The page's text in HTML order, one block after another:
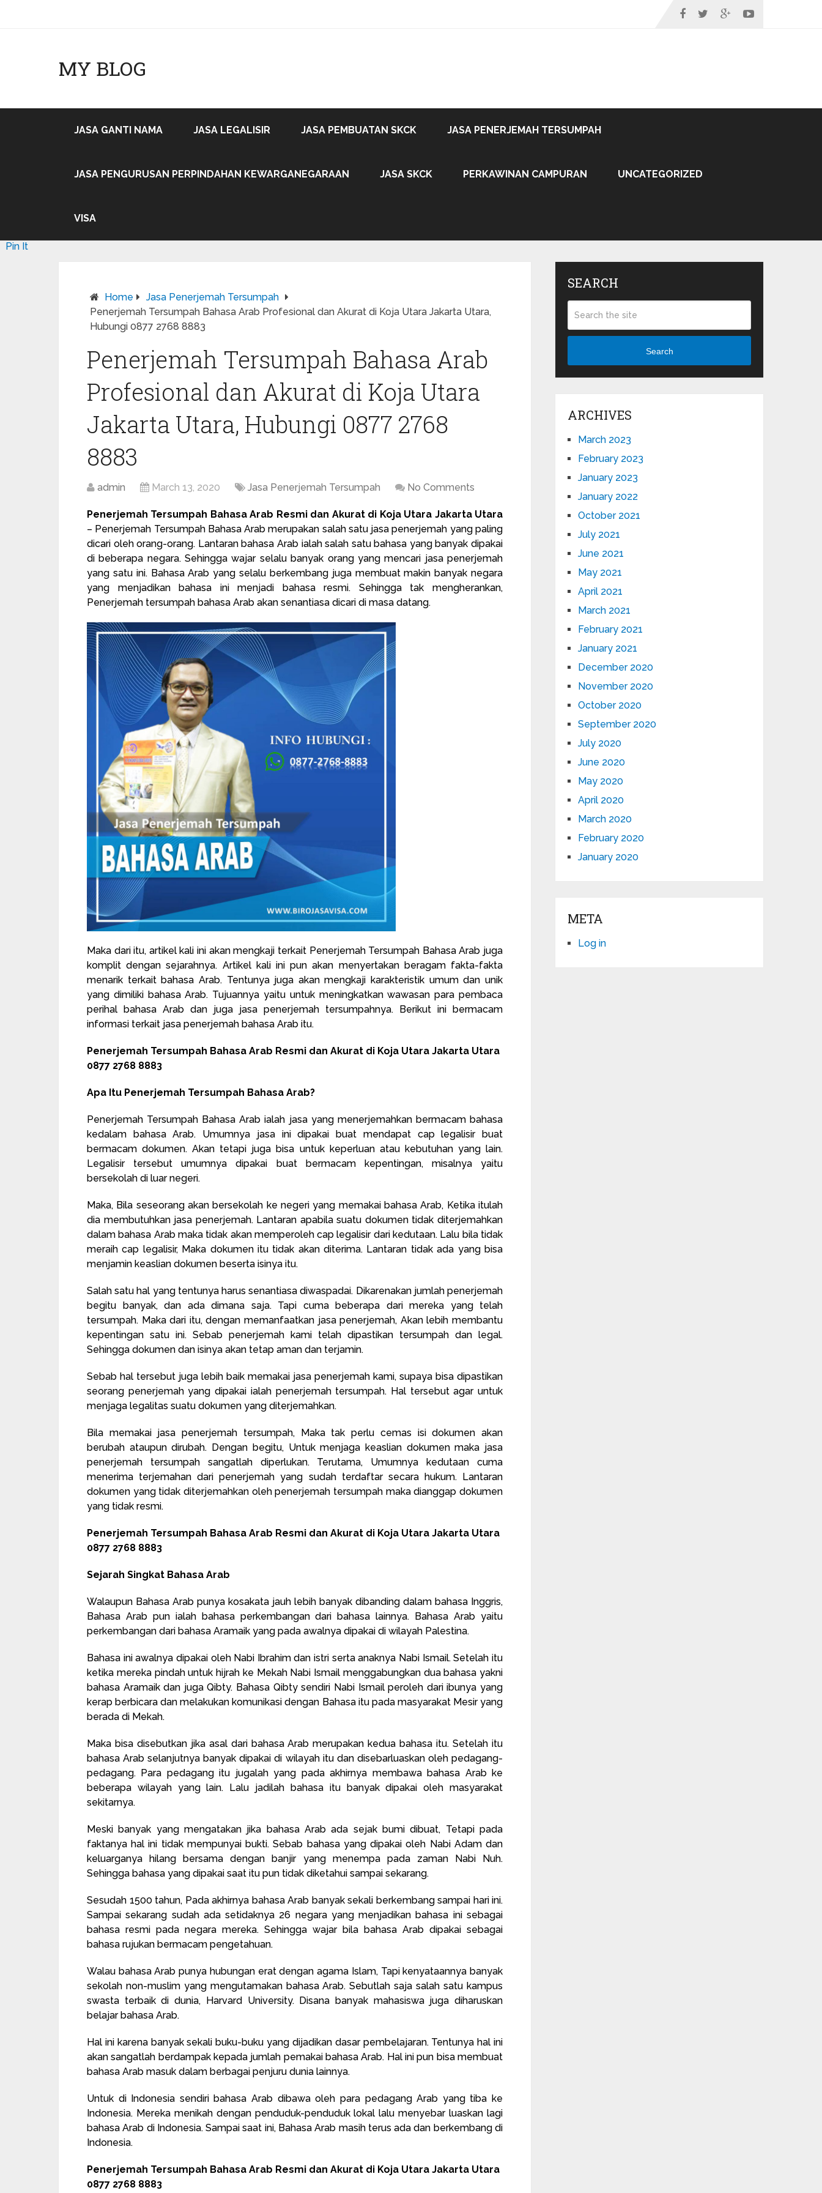
MY BLOG
JASA GANTI NAMA JASA LEGALISIR JASA PEMBUATAN SKCK JASA PENERJEMAH TERSUMPAH
JASA PENGURUSAN PERPINDAHAN KEWARGANEGARAAN JASA SKCK PERKAWINAN CAMPURAN UNCATEGORIZED
VISA
Home
Jasa Penerjemah Tersumpah
Penerjemah Tersumpah Bahasa Arab Profesional dan Akurat di Koja Utara Jakarta Utara,
Hubungi 0877 2768 8883
Penerjemah Tersumpah Bahasa Arab
Profesional dan Akurat di Koja Utara
Jakarta Utara, Hubungi 0877 2768
8883
admin March 13, 2020 Jasa Penerjemah Tersumpah No Comments
Penerjemah Tersumpah Bahasa Arab Resmi dan Akurat di Koja Utara Jakarta Utara
– Penerjemah Tersumpah Bahasa Arab merupakan salah satu jasa penerjemah yang paling
dicari oleh orang-orang. Lantaran bahasa Arab ialah salah satu bahasa yang banyak dipakai
di beberapa negara. Sehingga wajar selalu banyak orang yang mencari jasa penerjemah
yang satu ini. Bahasa Arab yang selalu berkembang juga membuat makin banyak negara
yang menjadikan bahasa ini menjadi bahasa resmi. Sehingga tak mengherankan,
Penerjemah tersumpah bahasa Arab akan senantiasa dicari di masa datang.
Maka dari itu, artikel kali ini akan mengkaji terkait Penerjemah Tersumpah Bahasa Arab juga
komplit dengan sejarahnya. Artikel kali ini pun akan menyertakan beragam fakta-fakta
menarik terkait bahasa Arab. Tentunya juga akan mengkaji karakteristik umum dan unik
yang dimiliki bahasa Arab. Tujuannya yaitu untuk meningkatkan wawasan para pembaca
perihal bahasa Arab dan juga jasa penerjemah tersumpahnya. Berikut ini bermacam
informasi terkait jasa penerjemah bahasa Arab itu.
Penerjemah Tersumpah Bahasa Arab Resmi dan Akurat di Koja Utara Jakarta Utara
0877 2768 8883
Apa Itu Penerjemah Tersumpah Bahasa Arab?
Penerjemah Tersumpah Bahasa Arab ialah jasa yang menerjemahkan bermacam bahasa
kedalam bahasa Arab. Umumnya jasa ini dipakai buat mendapat cap legalisir buat
bermacam dokumen. Akan tetapi juga bisa untuk keperluan atau kebutuhan yang lain.
Legalisir tersebut umumnya dipakai buat bermacam kepentingan, misalnya yaitu
bersekolah di luar negeri.
Maka, Bila seseorang akan bersekolah ke negeri yang memakai bahasa Arab, Ketika itulah
dia membutuhkan jasa penerjemah. Lantaran apabila suatu dokumen tidak diterjemahkan
dalam bahasa Arab maka tidak akan memperoleh cap legalisir dari kedutaan. Lalu bila tidak
meraih cap legalisir, Maka dokumen itu tidak akan diterima. Lantaran tidak ada yang bisa
menjamin keaslian dokumen beserta isinya itu.
Salah satu hal yang tentunya harus senantiasa diwaspadai. Dikarenakan jumlah penerjemah
begitu banyak, dan ada dimana saja. Tapi cuma beberapa dari mereka yang telah
tersumpah. Maka dari itu, dengan memanfaatkan jasa penerjemah, Akan lebih membantu
kepentingan satu ini. Sebab penerjemah kami telah dipastikan tersumpah dan legal.
Sehingga dokumen dan isinya akan tetap aman dan terjamin.
Sebab hal tersebut juga lebih baik memakai jasa penerjemah kami, supaya bisa dipastikan
seorang penerjemah yang dipakai ialah penerjemah tersumpah. Hal tersebut agar untuk
menjaga legalitas suatu dokumen yang diterjemahkan.
Bila memakai jasa penerjemah tersumpah, Maka tak perlu cemas isi dokumen akan
berubah ataupun dirubah. Dengan begitu, Untuk menjaga keaslian dokumen maka jasa
penerjemah tersumpah sangatlah diperlukan. Terutama, Umumnya kedutaan cuma
menerima terjemahan dari penerjemah yang sudah terdaftar secara hukum. Lantaran
dokumen yang tidak diterjemahkan oleh penerjemah tersumpah maka dianggap dokumen
yang tidak resmi.
Penerjemah Tersumpah Bahasa Arab Resmi dan Akurat di Koja Utara Jakarta Utara
0877 2768 8883
Sejarah Singkat Bahasa Arab
Walaupun Bahasa Arab punya kosakata jauh lebih banyak dibanding dalam bahasa Inggris,
Bahasa Arab pun ialah bahasa perkembangan dari bahasa lainnya. Bahasa Arab yaitu
perkembangan dari bahasa Aramaik yang pada awalnya dipakai di wilayah Palestina.
Bahasa ini awalnya dipakai oleh Nabi Ibrahim dan istri serta anaknya Nabi Ismail. Setelah itu
ketika mereka pindah untuk hijrah ke Mekah Nabi Ismail menggabungkan dua bahasa yakni
bahasa Aramaik dan juga Qibty. Bahasa Qibty sendiri Nabi Ismail peroleh dari ibunya yang
kerap berbicara dan melakukan komunikasi dengan Bahasa itu pada masyarakat Mesir yang
berada di Mekah.
Maka bisa disebutkan jika asal dari bahasa Arab merupakan kedua bahasa itu. Setelah itu
bahasa Arab selanjutnya banyak dipakai di wilayah itu dan disebarluaskan oleh pedagang-
pedagang. Para pedagang itu jugalah yang pada akhirnya membawa bahasa Arab ke
beberapa wilayah yang lain. Lalu jadilah bahasa itu banyak dipakai oleh masyarakat
sekitarnya.
Meski banyak yang mengatakan jika bahasa Arab ada sejak bumi dibuat, Tetapi pada
faktanya hal ini tidak mempunyai bukti. Sebab bahasa yang dipakai oleh Nabi Adam dan
keluarganya hilang bersama dengan banjir yang menempa pada zaman Nabi Nuh.
Sehingga bahasa yang dipakai saat itu pun tidak diketahui sampai sekarang.
Sesudah 1500 tahun, Pada akhirnya bahasa Arab banyak sekali berkembang sampai hari ini.
Sampai sekarang sudah ada setidaknya 26 negara yang menjadikan bahasa ini sebagai
bahasa resmi pada negara mereka. Sehingga wajar bila bahasa Arab dipakai sebagai
bahasa rujukan bermacam pengetahuan.
Walau bahasa Arab punya hubungan erat dengan agama Islam, Tapi kenyataannya banyak
sekolah non-muslim yang mengutamakan bahasa Arab. Sebutlah saja salah satu kampus
swasta terbaik di dunia, Harvard University. Disana banyak mahasiswa juga diharuskan
belajar bahasa Arab.
Hal ini karena banyak sekali buku-buku yang dijadikan dasar pembelajaran. Tentunya hal ini
akan sangatlah berdampak kepada jumlah pemakai bahasa Arab. Hal ini pun bisa membuat
bahasa Arab masuk dalam berbagai penjuru dunia lainnya.
Untuk di Indonesia sendiri bahasa Arab dibawa oleh para pedagang Arab yang tiba ke
Indonesia. Mereka menikah dengan penduduk-penduduk lokal lalu menyebar luaskan lagi
bahasa Arab di Indonesia. Sampai saat ini, Bahasa Arab masih terus ada dan berkembang di
Indonesia.
Penerjemah Tersumpah Bahasa Arab Resmi dan Akurat di Koja Utara Jakarta Utara
0877 2768 8883
Pin It
SEARCH
Search
ARCHIVES
March 2023
February 2023
January 2023
January 2022
October 2021
July 2021
June 2021
May 2021
April 2021
March 2021
February 2021
January 2021
December 2020
November 2020
October 2020
September 2020
July 2020
June 2020
May 2020
April 2020
March 2020
February 2020
January 2020
META
Log in